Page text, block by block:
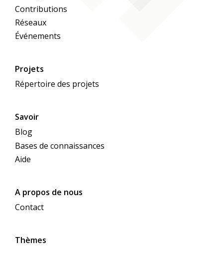
Contributions
Réseaux
Événements
Projets
Répertoire des projets
Savoir
Blog
Bases de connaissances
Aide
A propos de nous
Contact
Thèmes